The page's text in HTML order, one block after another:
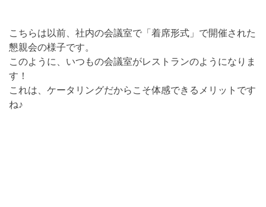
こちらは以前、社内の会議室で「着席形式」で開催された
懇親会の様子です。
このように、いつもの会議室がレストランのようになりま
す！
これは、ケータリングだからこそ体感できるメリットです
ね♪